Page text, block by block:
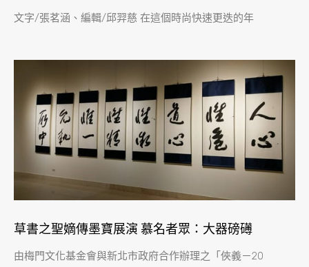
文字/張茗涵、編輯/邱羿慈 在這個時尚快速更迭的年
草書之聖嫡傳墨寶展演 慕名者眾：大器磅礡
由梅門文化基金會與新北市政府合作辦理之「俠義－20